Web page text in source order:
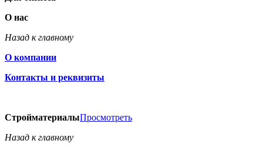
О нас
Назад к главному
О компании
Контакты и реквизиты
СтройматериалыПросмотреть
Назад к главному